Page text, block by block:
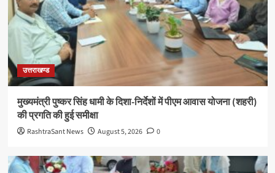
उत्तराखण्ड
मुख्यमंत्री पुष्कर सिंह धामी के दिशा-निर्देशों में पीएम आवास योजना (शहरी)
की प्रगति की हुई समीक्षा
RashtraSant News August 5, 2026 0